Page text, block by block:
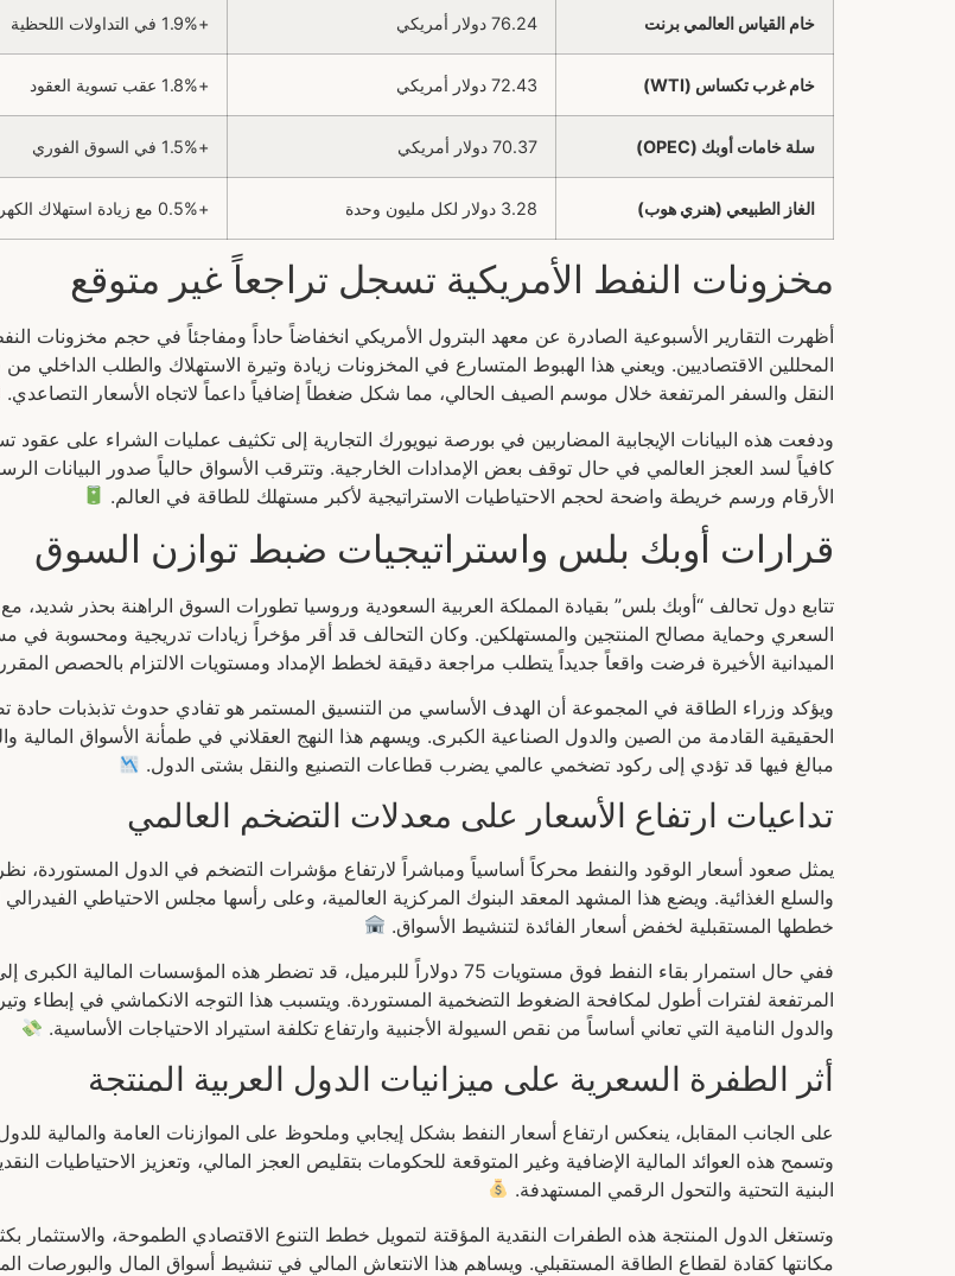
خام القياس العالمي برنت 76.24 دولار أمريكي +1.9% في التداولات اللحظية
خام غرب تكساس (WTI) 72.43 دولار أمريكي +1.8% عقب تسوية العقود
سلة خامات أوبك (OPEC) 70.37 دولار أمريكي +1.5% في السوق الفوري
الغاز الطبيعي (هنري هوب) 3.28 دولار لكل مليون وحدة +0.5% مع زيادة استهلاك الكهرباء
مخزونات النفط الأمريكية تسجل تراجعاً غير متوقع
أظهرت التقارير الأسبوعية الصادرة عن معهد البترول الأمريكي انخفاضاً حاداً ومفاجئاً في حجم مخزونات
المحللين الاقتصاديين. ويعني هذا الهبوط المتسارع في المخزونات زيادة وتيرة الاستهلاك والطلب الداخلي
النقل والسفر المرتفعة خلال موسم الصيف الحالي، مما شكل ضغطاً إضافياً داعماً لاتجاه الأسعار التصاعدي.
ودفعت هذه البيانات الإيجابية المضاربين في بورصة نيويورك التجارية إلى تكثيف عمليات الشراء على عقود
الأرقام ورسم خريطة واضحة لحجم الاحتياطيات الاستراتيجية لأكبر مستهلك للطاقة في العالم.
قرارات أوبك بلس واستراتيجيات ضبط توازن السوق
تتابع دول تحالف “أوبك بلس” بقيادة المملكة العربية السعودية وروسيا تطورات السوق الراهنة بحذر شديد، مع
السعري وحماية مصالح المنتجين والمستهلكين. وكان التحالف قد أقر مؤخراً زيادات تدريجية ومحسوبة في
الميدانية الأخيرة فرضت واقعاً جديداً يتطلب مراجعة دقيقة لخطط الإمداد ومستويات الالتزام بالحصص
ويؤكد وزراء الطاقة في المجموعة أن الهدف الأساسي من التنسيق المستمر هو تفادي حدوث تذبذبات حادة
الحقيقية القادمة من الصين والدول الصناعية الكبرى. ويسهم هذا النهج العقلاني في طمأنة الأسواق
مبالغ فيها قد تؤدي إلى ركود تضخمي عالمي يضرب قطاعات التصنيع والنقل بشتى الدول.
تداعيات ارتفاع الأسعار على معدلات التضخم العالمي
يمثل صعود أسعار الوقود والنفط محركاً أساسياً ومباشراً لارتفاع مؤشرات التضخم في الدول المستوردة،
والسلع الغذائية. ويضع هذا المشهد المعقد البنوك المركزية العالمية، وعلى رأسها مجلس الاحتياطي
خططها المستقبلية لخفض أسعار الفائدة لتنشيط الأسواق.
ففي حال استمرار بقاء النفط فوق مستويات 75 دولاراً للبرميل، قد تضطر هذه
المرتفعة لفترات أطول لمكافحة الضغوط التضخمية المستوردة. ويتسبب هذا التوجه الانكماشي في إبطاء وتيرة
والدول النامية التي تعاني أساساً من نقص السيولة الأجنبية وارتفاع تكلفة استيراد الاحتياجات الأساسية.
أثر الطفرة السعرية على ميزانيات الدول العربية المنتجة
على الجانب المقابل، ينعكس ارتفاع أسعار النفط بشكل إيجابي وملحوظ على الموازنات العامة والمالية
وتسمح هذه العوائد المالية الإضافية وغير المتوقعة للحكومات بتقليص العجز المالي، وتعزيز الاحتياطيات
البنية التحتية والتحول الرقمي المستهدفة.
وتستغل الدول المنتجة هذه الطفرات النقدية المؤقتة لتمويل خطط التنوع الاقتصادي الطموحة، والاستثمار
مكانتها كقادة لقطاع الطاقة المستقبلي. ويساهم هذا الانتعاش المالي في تنشيط أسواق المال